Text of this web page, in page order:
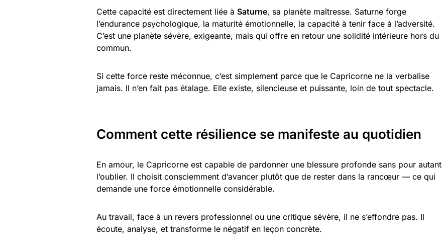
Cette capacité est directement liée à Saturne, sa planète maîtresse. Saturne forge
l’endurance psychologique, la maturité émotionnelle, la capacité à tenir face à l’adversité.
C’est une planète sévère, exigeante, mais qui offre en retour une solidité intérieure hors du
commun.
Si cette force reste méconnue, c’est simplement parce que le Capricorne ne la verbalise
jamais. Il n’en fait pas étalage. Elle existe, silencieuse et puissante, loin de tout spectacle.
Comment cette résilience se manifeste au quotidien
En amour, le Capricorne est capable de pardonner une blessure profonde sans pour autant
l’oublier. Il choisit consciemment d’avancer plutôt que de rester dans la rancœur — ce qui
demande une force émotionnelle considérable.
Au travail, face à un revers professionnel ou une critique sévère, il ne s’effondre pas. Il
écoute, analyse, et transforme le négatif en leçon concrète.